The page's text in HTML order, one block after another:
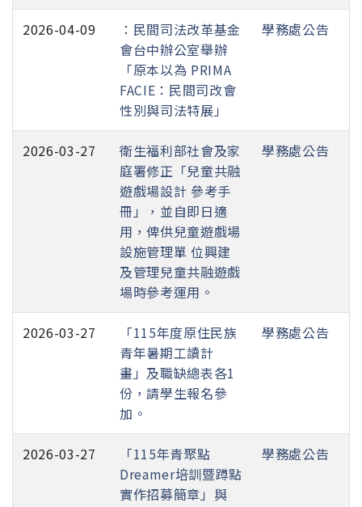
2026-04-09
：民間司法改革基金
會台中辦公室舉辦
「原本以為 PRIMA
FACIE：民間司改會
性別與司法特展」
學務處公告
2026-03-27
衛生福利部社會及家
庭署修正「兒童共融
遊戲場設計 參考手
冊」，並自即日適
用，俾供兒童遊戲場
設施管理單 位興建
及管理兒童共融遊戲
場時參考運用。
學務處公告
2026-03-27
「115年度原住民族
青年暑期工讀計
畫」及職缺總表各1
份，請學生報名參
加。
學務處公告
2026-03-27
「115年青聚點
Dreamer培訓暨蹲點
實作招募簡章」與
學務處公告